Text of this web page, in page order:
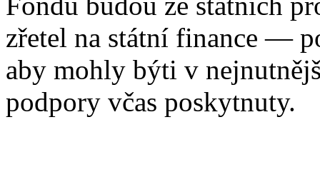
zřetel na státní finance —
aby mohly býti v
podpory včas poskytnuty.